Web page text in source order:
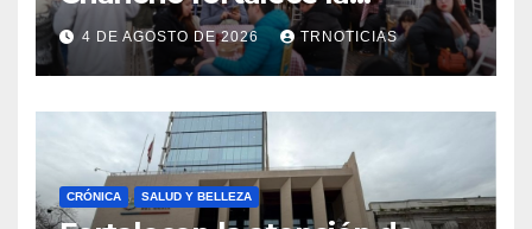
economía local con positivo
impacto en la hotelería y el
emprendimiento
4 DE AGOSTO DE 2026 TRNOTICIAS
CRÓNICA SALUD Y BELLEZA